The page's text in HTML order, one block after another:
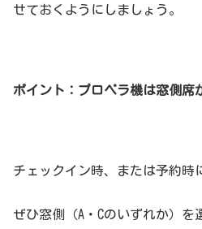
せておくようにしましょう。
ポイント：プロペラ機は窓側席
チェックイン時、または予約時
ぜひ窓側（A・Cのいずれか）を